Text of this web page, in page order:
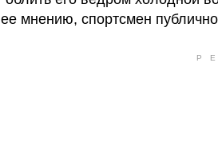
ее мнению, спортсмен